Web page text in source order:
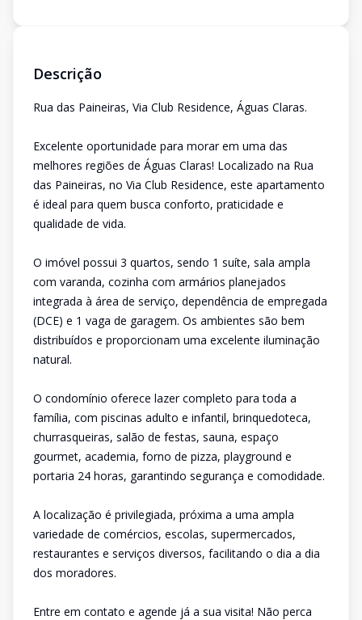
Descrição
Rua das Paineiras, Via Club Residence, Águas Claras.
Excelente oportunidade para morar em uma das
melhores regiões de Águas Claras! Localizado na Rua
das Paineiras, no Via Club Residence, este apartamento
é ideal para quem busca conforto, praticidade e
qualidade de vida.
O imóvel possui 3 quartos, sendo 1 suíte, sala ampla
com varanda, cozinha com armários planejados
integrada à área de serviço, dependência de empregada
(DCE) e 1 vaga de garagem. Os ambientes são bem
distribuídos e proporcionam uma excelente iluminação
natural.
O condomínio oferece lazer completo para toda a
família, com piscinas adulto e infantil, brinquedoteca,
churrasqueiras, salão de festas, sauna, espaço
gourmet, academia, forno de pizza, playground e
portaria 24 horas, garantindo segurança e comodidade.
A localização é privilegiada, próxima a uma ampla
variedade de comércios, escolas, supermercados,
restaurantes e serviços diversos, facilitando o dia a dia
dos moradores.
Entre em contato e agende já a sua visita! Não perca